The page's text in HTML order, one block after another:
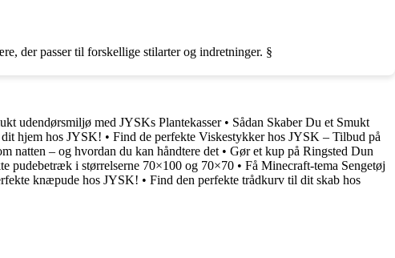
der passer til forskellige stilarter og indretninger. §
udendørsmiljø med JYSKs Plantekasser• Sådan Skaber Du et Smukt
hjem hos JYSK! • Find de perfekte Viskestykker hos JYSK – Tilbud på
natten – og hvordan du kan håndtere det • Gør et kup på Ringsted Dun
pudebetræk i størrelserne 70×100 og 70×70 • Få Minecraft-tema Sengetøj
knæpude hos JYSK! • Find den perfekte trådkurv til dit skab hos